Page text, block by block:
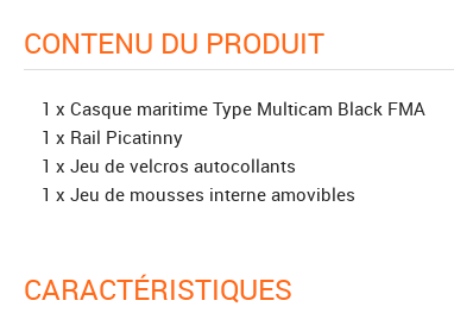
CONTENU DU PRODUIT
1 x Casque maritime Type Multicam Black FMA
1 x Rail Picatinny
1 x Jeu de velcros autocollants
1 x Jeu de mousses interne amovibles
CARACTÉRISTIQUES